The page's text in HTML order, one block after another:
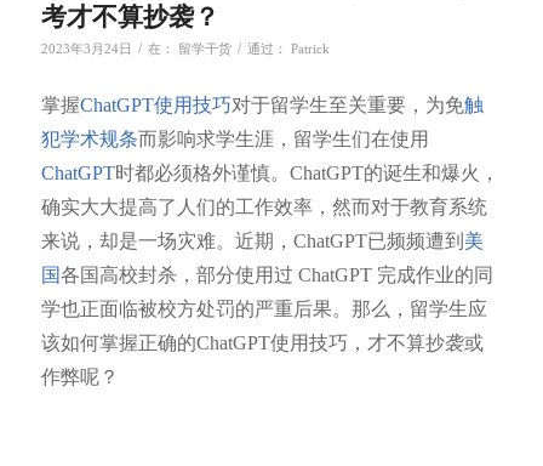
考才不算抄袭？
2023年3月24日 / 在： 留学干货 / 通过： Patrick
掌握ChatGPT使用技巧对于留学生至关重要，为免触
犯学术规条而影响求学生涯，留学生们在使用
ChatGPT时都必须格外谨慎。ChatGPT的诞生和爆火，
确实大大提高了人们的工作效率，然而对于教育系统
来说，却是一场灾难。近期，ChatGPT已频频遭到 美
国各国高校封杀，部分使用过 ChatGPT 完成作业的同
学也正面临被校方处罚的严重后果。那么，留学生应
该如何掌握正确的ChatGPT使用技巧，才不算抄袭或
作弊呢？